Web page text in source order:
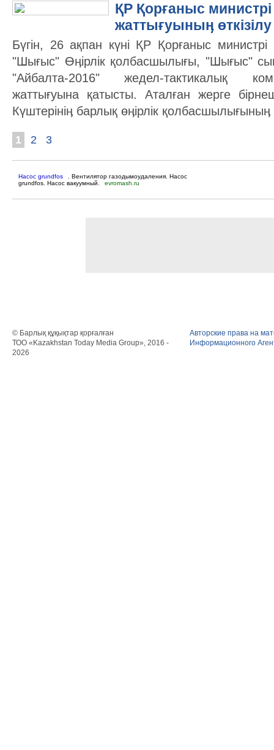
ҚР Қорғаныс
жаттығуыныӊ
Бүгін, 26 ақпан күні ҚР Қорғаныс
"Шығыс" Өӊірлік қолбасшылығы, "Шығыс"
"Айбалта-2016" жедел-тактикалық
жаттығуына қатысты. Аталған жерге
Күштерініӊ барлық өӊірлік
1 2 3
Насос grundfos
. Вентилятор газодымоудаления. Насос
grundfos. Насос вакуумный.
evromash.ru
© Барлық құқықтар қорғалған
ТОО «Kazakhstan Today Media Group», 2016 -
2026
Авторские права на
Информационного